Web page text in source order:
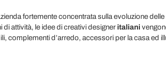
fortemente concentrata sulla evoluzione delle
di attività, le idee di creativi designer italiani
complementi d’arredo, accessori per la casa ed